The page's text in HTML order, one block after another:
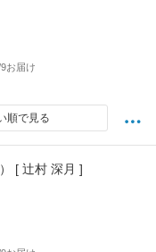
お届け
順で見る
[ 辻村 深月 ]